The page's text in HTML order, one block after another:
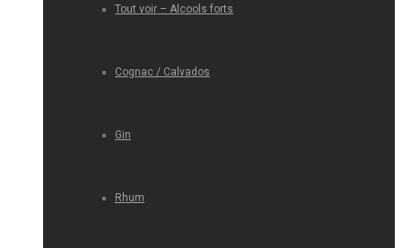
Tout voir – Alcools forts
Cognac / Calvados
Gin
Rhum